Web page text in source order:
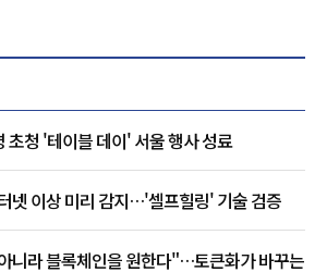
초청 '테이블 데이' 서울 행사 성료
넷 이상 미리 감지…'셀프힐링' 기술 검증
니라 블록체인을 원한다"…토큰화가 바꾸는